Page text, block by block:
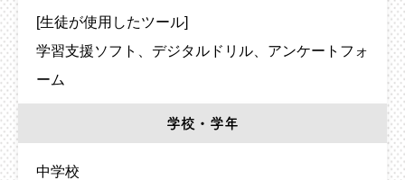
[生徒が使用したツール]
学習支援ソフト
デジタルドリル
アンケートフォ
ーム
学校・学年
中学校